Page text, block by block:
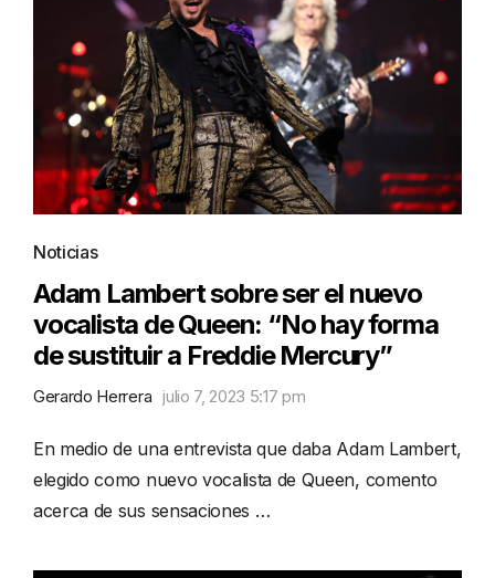
Noticias
Adam Lambert sobre ser el nuevo
vocalista de Queen: “No hay forma
de sustituir a Freddie Mercury”
Gerardo Herrera julio 7, 2023 5:17 pm
En medio de una entrevista que daba Adam Lambert,
elegido como nuevo vocalista de Queen, comento
acerca de sus sensaciones …